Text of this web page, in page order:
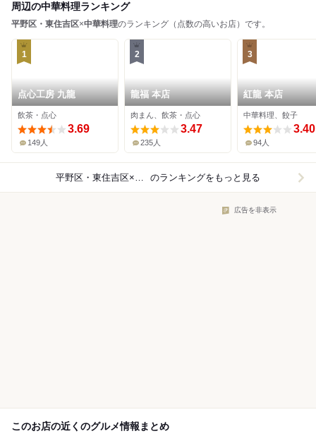
周辺の中華料理ランキング
平野区・東住吉区×中華料理のランキング（点数の高いお店）です。
1
点心工房 九龍
飲茶・点心
3.69
149人
2
龍福 本店
肉まん、飲茶・点心
3.47
235人
3
紅龍 本店
中華料理、餃子
3.40
94人
平野区・東住吉区×中華料理 のランキングをもっと見る
広告を非表示
このお店の近くのグルメ情報まとめ